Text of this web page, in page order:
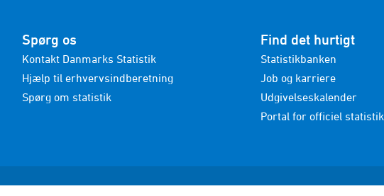
Spørg os
Kontakt Danmarks Statistik
Hjælp til erhvervsindberetning
Spørg om statistik
Find det hurtigt
Statistikbanken
Job og karriere
Udgivelseskalender
Portal for officiel statistik